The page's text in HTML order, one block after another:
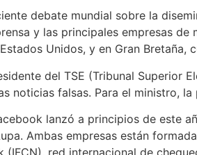
debate mundial sobre la
y las principales empresas
Unidos, y en Gran
del TSE (Tribunal Superior
noticias falsas. Para el ministro,
lanzó a principios de este
Ambas empresas están
(IFCN), red internacional de